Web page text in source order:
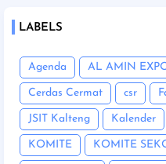
LABELS
Agenda AL AMIN
Cerdas Cermat csr
JSIT Kalteng Kalender
KOMITE KOMITE